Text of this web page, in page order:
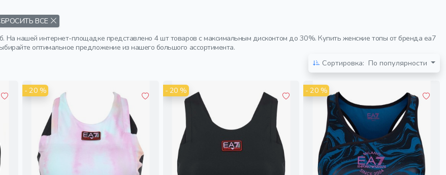
ВСЕ
нашей интернет-площадке представлено 4 шт товаров с максимальным дисконтом до 30%. Купить женские топы от бренда ea7
оптимальное предложение из нашего большого ассортимента.
Сортировка: По популярности
- 20 % - 20 % - 20 %